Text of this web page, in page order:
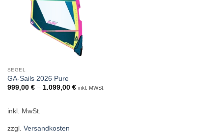
SEGEL
GA-Sails 2026 Pure
999,00 €– 1.099,00 € inkl. MWSt.
inkl. MwSt.
zzgl. Versandkosten